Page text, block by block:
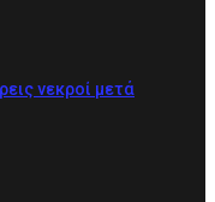
νεκροί μετά